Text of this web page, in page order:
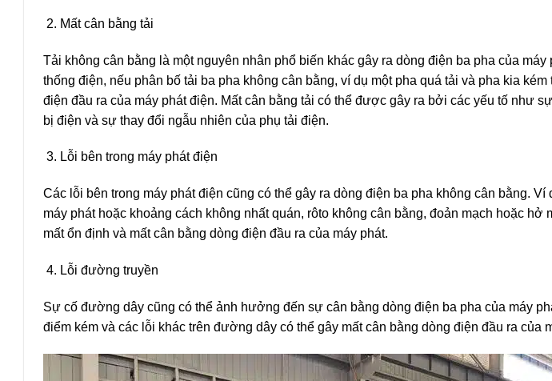
Mất cân bằng tải
Tải không cân bằng là một nguyên nhân phổ biến khác gây ra dòng điện ba pha của
thống điện, nếu phân bố tải ba pha không cân bằng, ví dụ một pha quá tải và pha kia
điện đầu ra của máy phát điện. Mất cân bằng tải có thể được gây ra bởi các yếu tố như
bị điện và sự thay đổi ngẫu nhiên của phụ tải điện.
Lỗi bên trong máy phát điện
Các lỗi bên trong máy phát điện cũng có thể gây ra dòng điện ba pha không cân bằng.
máy phát hoặc khoảng cách không nhất quán, rôto không cân bằng, đoản mạch hoặc hở
mất ổn định và mất cân bằng dòng điện đầu ra của máy phát.
Lỗi đường truyền
Sự cố đường dây cũng có thể ảnh hưởng đến sự cân bằng dòng điện ba pha của máy
điểm kém và các lỗi khác trên đường dây có thể gây mất cân bằng dòng điện đầu ra của